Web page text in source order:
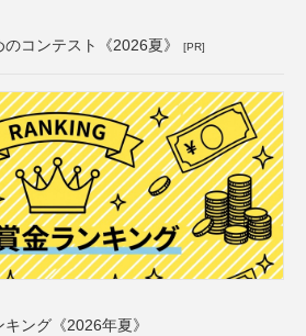
コンテスト《2026夏》 [PR]
ング《2026年夏》